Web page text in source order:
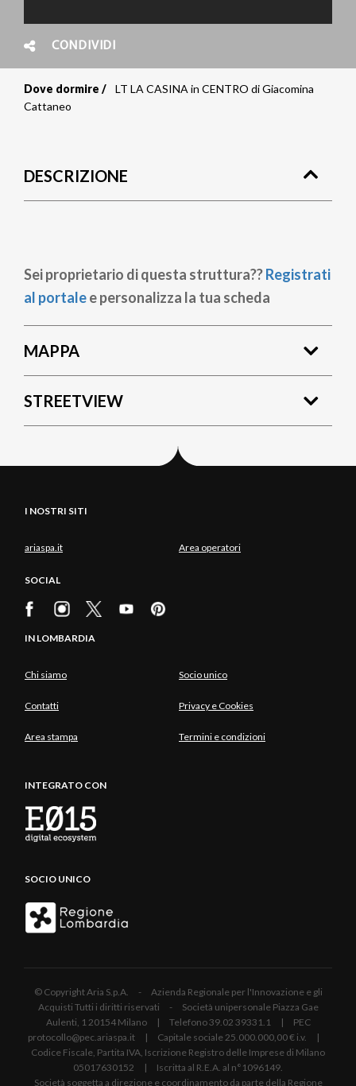
CONDIVIDI
Briciole
pane
Dove dormire
LT LA CASINA in CENTRO di Giacomina
Cattaneo
DESCRIZIONE
Sei proprietario di questa struttura??Registrati
al portalee personalizza la tua scheda
MAPPA
STREETVIEW
I NOSTRI SITI
ariaspa.it Area operatori
SOCIAL
IN LOMBARDIA
Chi siamo Socio unico
Contatti Privacy e Cookies
Area stampa Termini e condizioni
INTEGRATO CON
SOCIO UNICO
© Copyright Aria S.p.A. - Azienda Regionale per l'Innovazione e gli
Acquisti Tutti i diritti riservati - Società unipersonale Piazza Gae
Aulenti, 1 20154 Milano | Telefono 39.02 39331.1 | PEC
protocollo@pec.ariaspa.it | Capitale sociale 25.000.000,00 € i.v. |
Codice Fiscale, Partita IVA, Iscrizione Registro delle Imprese di Milano
05017630152 | Iscritta al R.E.A. al n°1096149.
Società soggetta a direzione e coordinamento da parte della Regione